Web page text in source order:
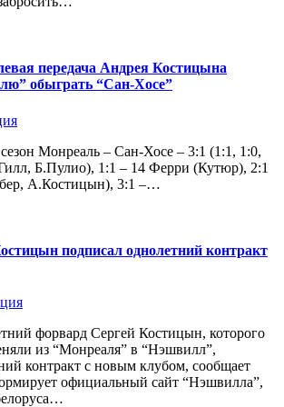
передача Андрея Костицына
обыграть “Сан-Хосе”
Монреаль – Сан-Хосе – 3:1 (1:1, 1:0,
Б.Пулио), 1:1 – 14 Ферри (Кутюр), 2:1
А.Костицын), 3:1 –…
подписал однолетний контракт
форвард Сергей Костицын, которого
из “Монреаля” в “Нэшвилл”,
контракт с новым клубом, сообщает
официальный сайт “Нэшвилла”,